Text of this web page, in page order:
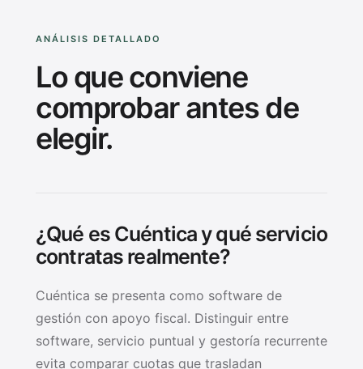
ANÁLISIS DETALLADO
Lo que conviene
comprobar antes de
elegir.
¿Qué es Cuéntica y qué servicio
contratas realmente?
Cuéntica se presenta como software de
gestión con apoyo fiscal. Distinguir entre
software, servicio puntual y gestoría recurrente
evita comparar cuotas que trasladan